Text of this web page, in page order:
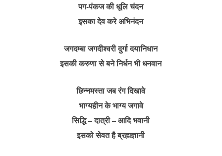
पग-पंकज की धूलि चंदन
इसका देव करे अभिनंदन
जगदम्बा जगदीश्वरी दुर्गा दयानिधान
इसकी करुणा से बने निर्धन भी धनवान
छिन्नमस्ता जब रंग दिखावे
भाग्यहीन के भाग्य जगावे
सिद्धि – दात्री – आदि भवानी
इसको सेवत है ब्रह्मज्ञानी